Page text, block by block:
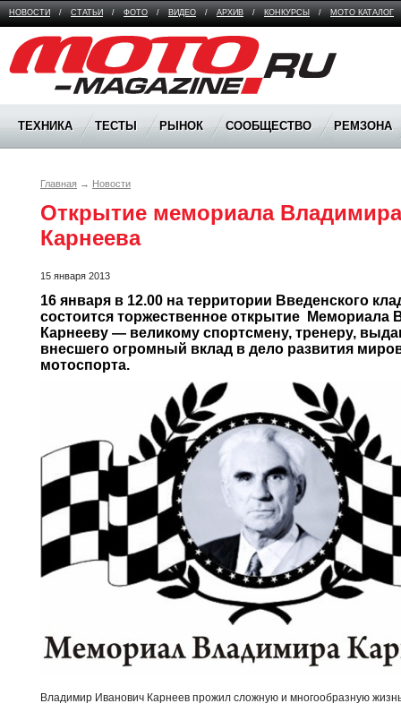
НОВОСТИ / СТАТЬИ / ФОТО / ВИДЕО / АРХИВ / КОНКУРСЫ / МОТО КАТАЛОГ
Moto Magazine
ТЕХНИКА ТЕСТЫ РЫНОК СООБЩЕСТВО РЕМЗОНА
Главная → Новости
Открытие мемориала
Карнеева
15 января 2013
16 января в 12.00 на территории Введенского
состоится торжественное открытие
Карнееву — великому спортсмену, тренеру,
внесшего огромный вклад в дело развития
мотоспорта.
Владимир Иванович Карнеев прожил сложную и многообразную